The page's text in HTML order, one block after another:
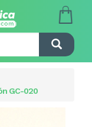
GC-020